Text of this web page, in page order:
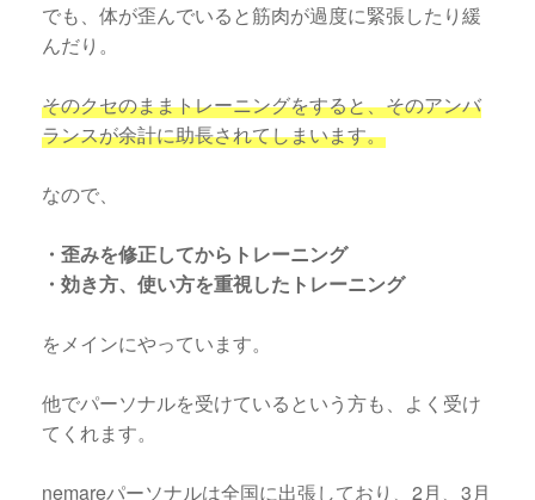
でも、体が歪んでいると筋肉が過度に緊張したり緩
んだり。
そのクセのままトレーニングをすると、そのアンバ
ランスが余計に助長されてしまいます。
なので、
・歪みを修正してからトレーニング
・効き方、使い方を重視したトレーニング
をメインにやっています。
他でパーソナルを受けているという方も、よく受け
てくれます。
nemareパーソナルは全国に出張しており、2月、3月